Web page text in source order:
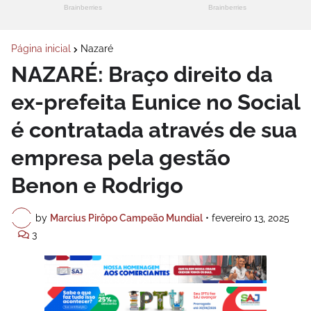
Página inicial Nazaré
NAZARÉ: Braço direito da
ex-prefeita Eunice no Social
é contratada através de sua
empresa pela gestão
Benon e Rodrigo
by Marcius Pirôpo Campeão Mundial • fevereiro 13, 2025
3